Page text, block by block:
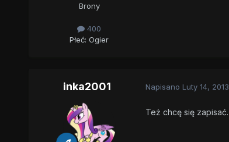
Brony
400
Płeć: Ogier
inka2001 Napisano Luty 14, 2013
Też chcę się zapisać.